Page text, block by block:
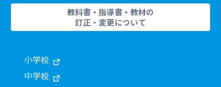
教科書・指導書・教材の
訂正・変更について
小学校
中学校